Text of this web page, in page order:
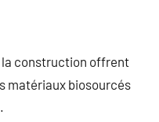
la construction offrent
matériaux biosourcés